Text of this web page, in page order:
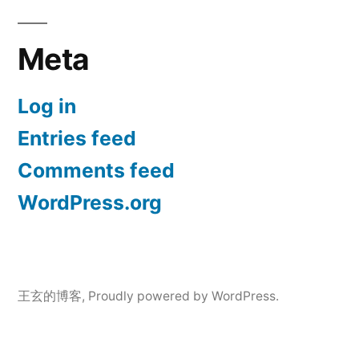
Meta
Log in
Entries feed
Comments feed
WordPress.org
王玄的博客, Proudly powered by WordPress.